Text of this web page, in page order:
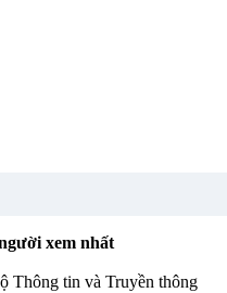
xem nhất
Thông tin và Truyền thông